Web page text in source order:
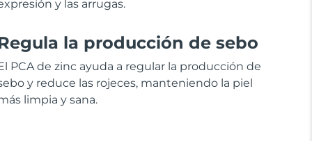
y las arrugas.
la producción de sebo
PCA de zinc ayuda a regular la producción de
y reduce las rojeces, manteniendo la piel
limpia y sana.